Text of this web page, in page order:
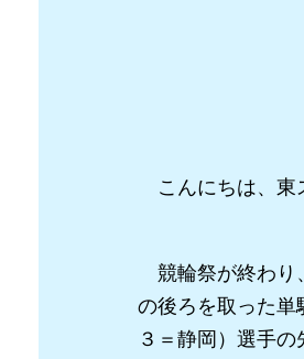
こんにちは、東
競輪祭が終わり
の後ろを取った
３＝静岡）選手